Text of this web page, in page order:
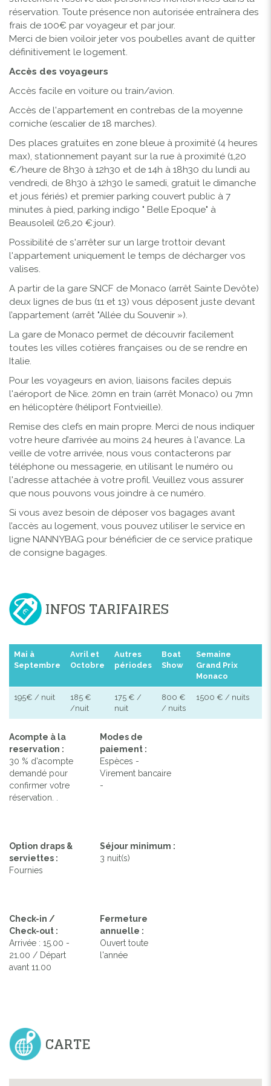
Previous
réservation. Toute présence non autorisée entraînera des
frais de 100€ par voyageur et par jour.
Merci de bien voiloir jeter vos poubelles avant de quitter
définitivement le logement.
Accès des voyageurs
Accès facile en voiture ou train/avion.
Accès de l'appartement en contrebas de la moyenne
corniche (escalier de 18 marches).
Des places gratuites en zone bleue à proximité (4 heures
max), stationnement payant sur la rue à proximité (1,20
€/heure de 8h30 à 12h30 et de 14h à 18h30 du lundi au
vendredi, de 8h30 à 12h30 le samedi, gratuit le dimanche
et jous fériés) et premier parking couvert public à 7
minutes à pied, parking indigo " Belle Epoque" à
Beausoleil (26,20 €:jour).
Possibilité de s'arrêter sur un large trottoir devant
l'appartement uniquement le temps de décharger vos
valises.
A partir de la gare SNCF de Monaco (arrêt Sainte Devôte)
deux lignes de bus (11 et 13) vous déposent juste devant
l’appartement (arrêt "Allée du Souvenir »).
La gare de Monaco permet de découvrir facilement
toutes les villes cotières françaises ou de se rendre en
Italie.
Pour les voyageurs en avion, liaisons faciles depuis
l'aéroport de Nice. 20mn en train (arrêt Monaco) ou 7mn
en hélicoptère (héliport Fontvieille).
Remise des clefs en main propre. Merci de nous indiquer
votre heure d’arrivée au moins 24 heures à l'avance. La
veille de votre arrivée, nous vous contacterons par
téléphone ou messagerie, en utilisant le numéro ou
l'adresse attachée à votre profil. Veuillez vous assurer
que nous pouvons vous joindre à ce numéro.
Si vous avez besoin de déposer vos bagages avant
l’accès au logement, vous pouvez utiliser le service en
ligne NANNYBAG pour bénéficier de ce service pratique
de consigne bagages.
INFOS TARIFAIRES
Mai à
Septembre
Avril et
Octobre
Autres
périodes
Boat
Show
Semaine
Grand Prix
Monaco
195€ / nuit
185 €
/nuit
175 € /
nuit
800 €
/ nuits
1500 € / nuits
Acompte à la
reservation :
30 % d'acompte
demandé pour
confirmer votre
réservation. .
Modes de
paiement :
Espèces -
Virement bancaire
-
Option draps &
serviettes :
Fournies
Séjour minimum :
3 nuit(s)
Check-in /
Check-out :
Arrivée : 15.00 -
21.00 / Départ
avant 11.00
Fermeture
annuelle :
Ouvert toute
l'année
CARTE